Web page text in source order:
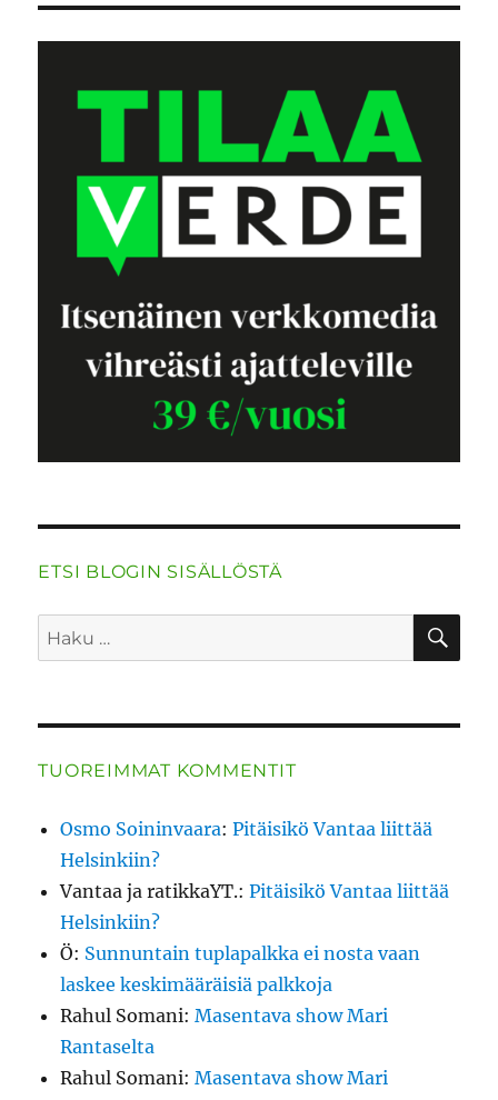
ETSI BLOGIN SISÄLLÖSTÄ
Etsi:
TUOREIMMAT KOMMENTIT
Osmo Soininvaara:Pitäisikö Vantaa liittää
Helsinkiin?
Vantaa ja ratikkaYT.:Pitäisikö Vantaa liittää
Helsinkiin?
Ö: Sunnuntain tuplapalkka ei nosta vaan
laskee keskimääräisiä palkkoja
Rahul Somani:Masentava show Mari
Rantaselta
Rahul Somani:Masentava show Mari